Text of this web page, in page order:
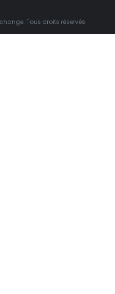
Tous droits réservés.